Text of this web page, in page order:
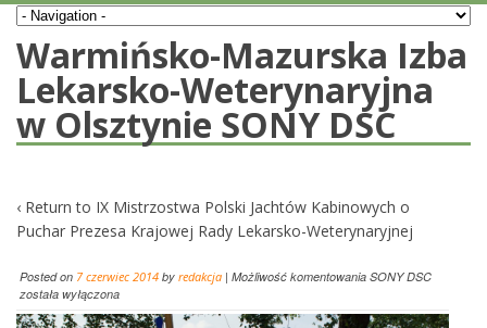
Warmińsko-Mazurska Izba
Lekarsko-Weterynaryjna
w Olsztynie SONY DSC
‹ Return to IX Mistrzostwa Polski Jachtów Kabinowych o
Puchar Prezesa Krajowej Rady Lekarsko-Weterynaryjnej
Posted on 7 czerwiec 2014 by redakcja | Możliwość komentowania SONY DSC
została wyłączona